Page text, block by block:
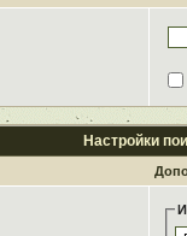
Настройки